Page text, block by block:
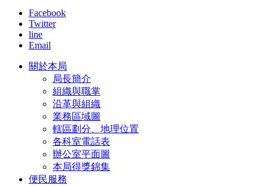
Facebook
Twitter
line
Email
關於本局
局長簡介
組織與職掌
沿革與組織
業務區域圖
轄區劃分、地理位置
各科室電話表
辦公室平面圖
本局得獎錦集
便民服務